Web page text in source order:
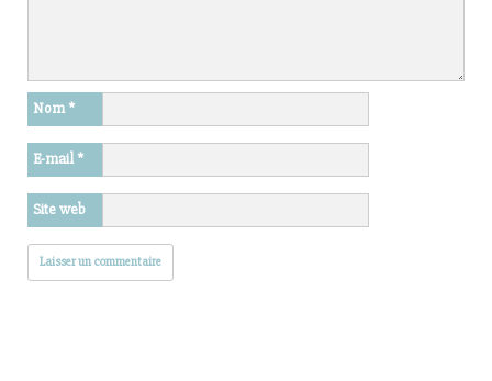
Nom*
E-mail*
Site web